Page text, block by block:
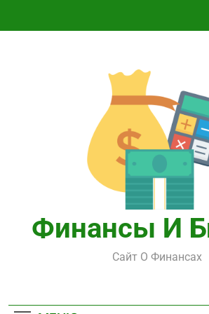
Финансы И
Сайт О Финансах